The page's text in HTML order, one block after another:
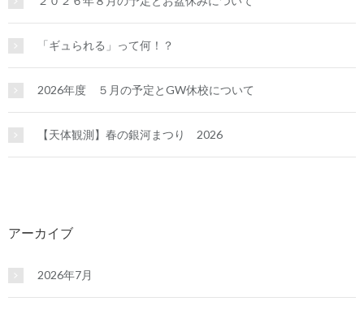
「ギュられる」って何！？
2026年度 ５月の予定とGW休校について
【天体観測】春の銀河まつり 2026
アーカイブ
2026年7月